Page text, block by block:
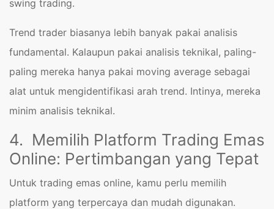
swing trading.
Trend trader biasanya lebih banyak pakai analisis
fundamental. Kalaupun pakai analisis teknikal, paling-
paling mereka hanya pakai moving average sebagai
alat untuk mengidentifikasi arah trend. Intinya, mereka
minim analisis teknikal.
4. Memilih Platform Trading Emas
Online: Pertimbangan yang Tepat
Untuk trading emas online, kamu perlu memilih
platform yang terpercaya dan mudah digunakan.